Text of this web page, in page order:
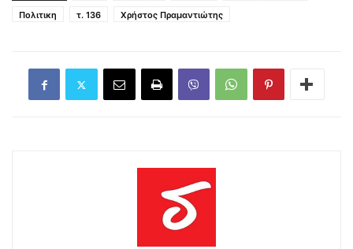
Πολιτικη
τ. 136 Χρήστος Πραμαντιώτης